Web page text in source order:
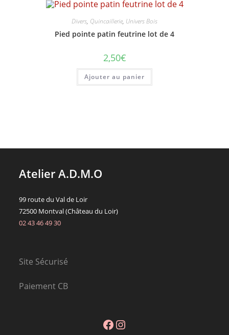
Divers, Quincaillerie, Univers Bois
Pied pointe patin feutrine lot de 4
2,50€
Ajouter au panier
Atelier A.D.M.O
99 route du Val de Loir
72500 Montval (Château du Loir)
02 43 46 49 30
Site Sécurisé
Paiement CB
FacebookInstagram